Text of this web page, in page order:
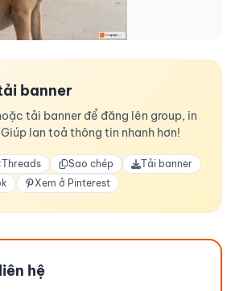
banner
tải banner để đăng lên group, in
lan toả thông tin nhanh hơn!
Threads Sao chép
Tải banner
Xem ở Pinterest
hệ